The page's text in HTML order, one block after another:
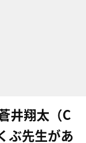
井翔太（C
ぶ先生があ